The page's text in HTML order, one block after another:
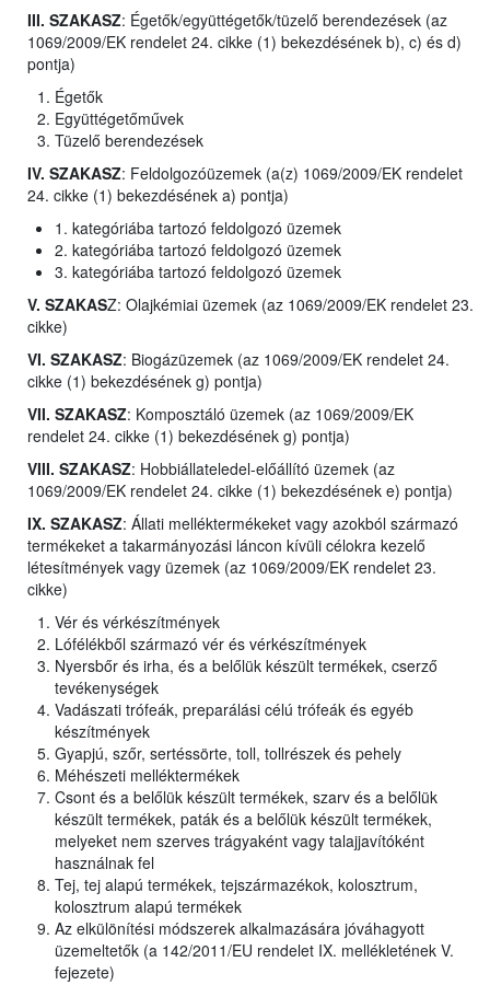
III. SZAKASZ: Égetők/együttégetők/tüzelő berendezések (az
1069/2009/EK rendelet 24. cikke (1) bekezdésének b), c) és d)
pontja)
Égetők
Együttégetőművek
Tüzelő berendezések
IV. SZAKASZ: Feldolgozóüzemek (a(z) 1069/2009/EK rendelet
24. cikke (1) bekezdésének a) pontja)
1. kategóriába tartozó feldolgozó üzemek
2. kategóriába tartozó feldolgozó üzemek
3. kategóriába tartozó feldolgozó üzemek
V. SZAKASZ: Olajkémiai üzemek (az 1069/2009/EK rendelet 23.
cikke)
VI. SZAKASZ: Biogázüzemek (az 1069/2009/EK rendelet 24.
cikke (1) bekezdésének g) pontja)
VII. SZAKASZ: Komposztáló üzemek (az 1069/2009/EK
rendelet 24. cikke (1) bekezdésének g) pontja)
VIII. SZAKASZ: Hobbiállateledel-előállító üzemek (az
1069/2009/EK rendelet 24. cikke (1) bekezdésének e) pontja)
IX. SZAKASZ: Állati melléktermékeket vagy azokból származó
termékeket a takarmányozási láncon kívüli célokra kezelő
létesítmények vagy üzemek (az 1069/2009/EK rendelet 23.
cikke)
Vér és vérkészítmények
Lófélékből származó vér és vérkészítmények
Nyersbőr és irha, és a belőlük készült termékek, cserző
tevékenységek
Vadászati trófeák, preparálási célú trófeák és egyéb
készítmények
Gyapjú, szőr, sertéssörte, toll, tollrészek és pehely
Méhészeti melléktermékek
Csont és a belőlük készült termékek, szarv és a belőlük
készült termékek, paták és a belőlük készült termékek,
melyeket nem szerves trágyaként vagy talajjavítóként
használnak fel
Tej, tej alapú termékek, tejszármazékok, kolosztrum,
kolosztrum alapú termékek
Az elkülönítési módszerek alkalmazására jóváhagyott
üzemeltetők (a 142/2011/EU rendelet IX. mellékletének V.
fejezete)